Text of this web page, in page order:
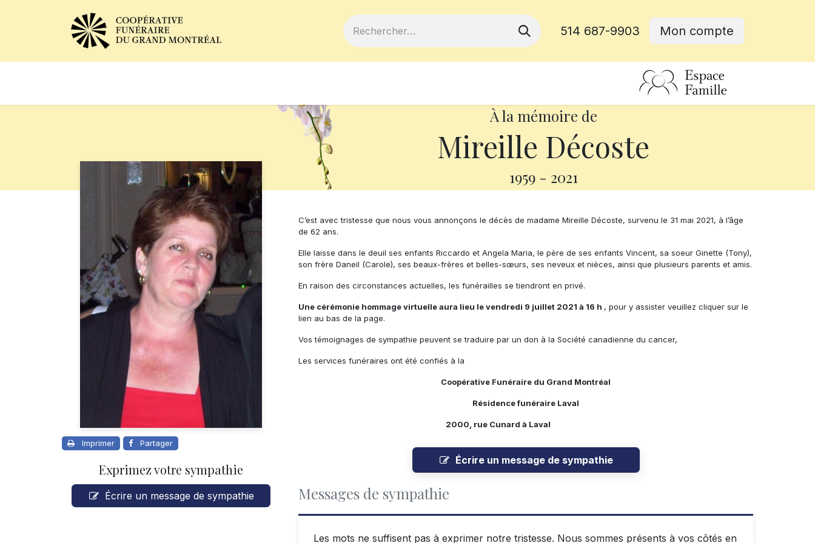
514 687-9903 Mon compte
À la mémoire de
Mireille Décoste
1959 - 2021
Imprimer Partager
Exprimez votre sympathie
Écrire un message de sympathie
C’est avec tristesse que nous vous annonçons le décès de madame Mireille Décoste, survenu le 31 mai 2021, à l’âge
de 62 ans.
Elle laisse dans le deuil ses enfants Riccardo et Angela Maria, le père de ses enfants Vincent, sa soeur Ginette (Tony),
son frère Daneil (Carole), ses beaux-frères et belles-sœurs, ses neveux et nièces, ainsi que plusieurs parents et amis.
En raison des circonstances actuelles, les funérailles se tiendront en privé.
Une cérémonie hommage virtuelle aura lieu le vendredi 9 juillet 2021 à 16 h , pour y assister veuillez cliquer sur le
lien au bas de la page.
Vos témoignages de sympathie peuvent se traduire par un don à la Société canadienne du cancer,
Les services funéraires ont été confiés à la
Coopérative Funéraire du Grand Montréal
Résidence funéraire Laval
2000, rue Cunard à Laval
Écrire un message de sympathie
Messages de sympathie
Les mots ne suffisent pas à exprimer notre tristesse. Nous sommes présents à vos côtés en